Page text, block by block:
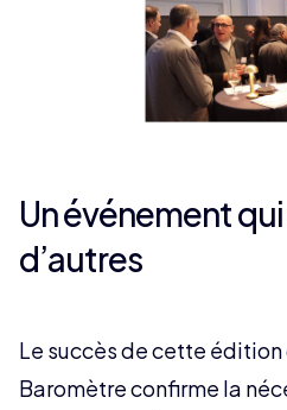
Un événement
d’autres
Le succès de cette édition
Baromètre confirme la